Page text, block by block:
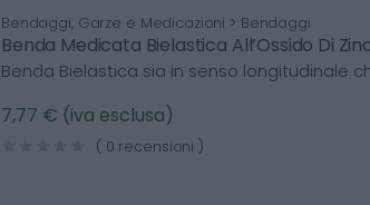
Bendaggi, Garze e Medicazioni > Bendaggi
Benda Medicata Bielastica All’Ossido Di
Benda Bielastica sia in senso longitudinale
7,77 € (iva esclusa)
( 0 recensioni )